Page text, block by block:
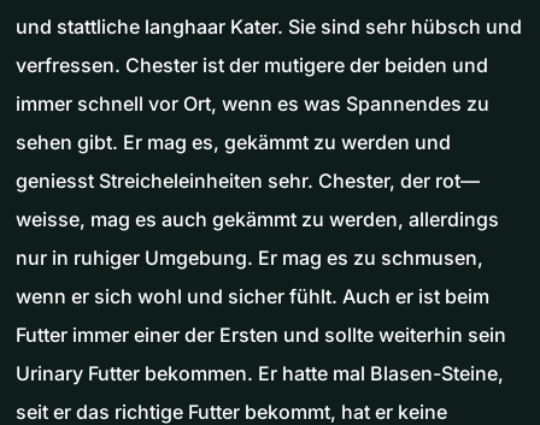
und stattliche langhaar Kater. Sie sind sehr hübsch und
verfressen. Chester ist der mutigere der beiden und
immer schnell vor Ort, wenn es was Spannendes zu
sehen gibt. Er mag es, gekämmt zu werden und
geniesst Streicheleinheiten sehr. Chester, der rot—
weisse, mag es auch gekämmt zu werden, allerdings
nur in ruhiger Umgebung. Er mag es zu schmusen,
wenn er sich wohl und sicher fühlt. Auch er ist beim
Futter immer einer der Ersten und sollte weiterhin sein
Urinary Futter bekommen. Er hatte mal Blasen-Steine,
seit er das richtige Futter bekommt, hat er keine